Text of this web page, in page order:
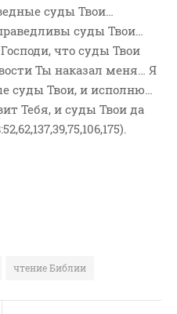
суды Твои…
суды Твои…
что суды Твои
Ты наказал меня… Я
суды Твои, и исполню…
Тебя, и суды Твои да
чтение Библии